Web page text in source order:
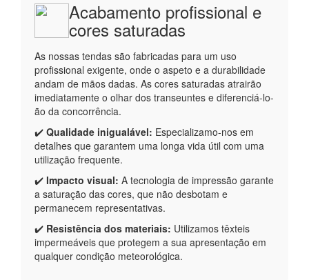
Acabamento profissional e
cores saturadas
As nossas tendas são fabricadas para um uso
profissional exigente, onde o aspeto e a durabilidade
andam de mãos dadas. As cores saturadas atrairão
imediatamente o olhar dos transeuntes e diferenciá-lo-
ão da concorrência.
✔️ Qualidade inigualável: Especializamo-nos em
detalhes que garantem uma longa vida útil com uma
utilização frequente.
✔️ Impacto visual: A tecnologia de impressão garante
a saturação das cores, que não desbotam e
permanecem representativas.
✔️ Resistência dos materiais: Utilizamos têxteis
impermeáveis que protegem a sua apresentação em
qualquer condição meteorológica.